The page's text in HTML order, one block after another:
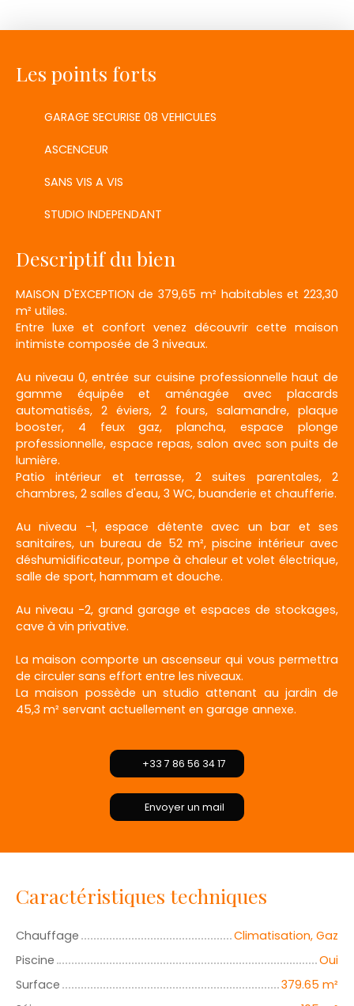
Les points forts
GARAGE SECURISE 08 VEHICULES
ASCENCEUR
SANS VIS A VIS
STUDIO INDEPENDANT
Descriptif du bien
MAISON D'EXCEPTION de 379,65 m² habitables et 223,30
m² utiles.
Entre luxe et confort venez découvrir cette maison
intimiste composée de 3 niveaux.
Au niveau 0, entrée sur cuisine professionnelle haut de
gamme équipée et aménagée avec placards
automatisés, 2 éviers, 2 fours, salamandre, plaque
booster, 4 feux gaz, plancha, espace plonge
professionnelle, espace repas, salon avec son puits de
lumière.
Patio intérieur et terrasse, 2 suites parentales, 2
chambres, 2 salles d'eau, 3 WC, buanderie et chaufferie.
Au niveau -1, espace détente avec un bar et ses
sanitaires, un bureau de 52 m², piscine intérieur avec
déshumidificateur, pompe à chaleur et volet électrique,
salle de sport, hammam et douche.
Au niveau -2, grand garage et espaces de stockages,
cave à vin privative.
La maison comporte un ascenseur qui vous permettra
de circuler sans effort entre les niveaux.
La maison possède un studio attenant au jardin de
45,3 m² servant actuellement en garage annexe.
+33 7 86 56 34 17
Envoyer un mail
Caractéristiques techniques
Chauffage
Climatisation, Gaz
Piscine
Oui
Surface
379.65 m²